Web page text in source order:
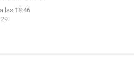
las 18:46